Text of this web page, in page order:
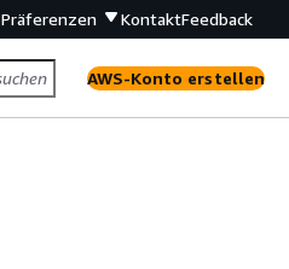
Präferenzen KontaktFeedback
AWS-Konto erstellen